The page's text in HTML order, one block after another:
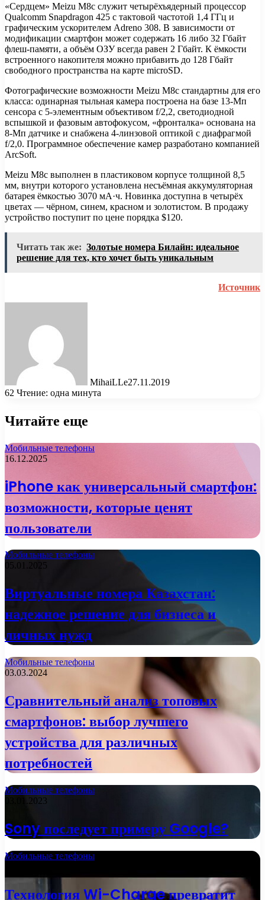
«Сердцем» Meizu M8c служит четырёхъядерный процессор
Qualcomm Snapdragon 425 с тактовой частотой 1,4 ГГц и
графическим ускорителем Adreno 308. В зависимости от
модификации смартфон может содержать 16 либо 32 Гбайт
флеш-памяти, а объём ОЗУ всегда равен 2 Гбайт. К ёмкости
встроенного накопителя можно прибавить до 128 Гбайт
свободного пространства на карте microSD.
Фотографические возможности Meizu M8c стандартны для его
класса: одинарная тыльная камера построена на базе 13-Мп
сенсора с 5-элементным объективом f/2,2, светодиодной
вспышкой и фазовым автофокусом, «фронталка» основана на
8-Мп датчике и снабжена 4-линзовой оптикой с диафрагмой
f/2,0. Программное обеспечение камер разработано компанией
ArcSoft.
Meizu M8c выполнен в пластиковом корпусе толщиной 8,5
мм, внутри которого установлена несъёмная аккумуляторная
батарея ёмкостью 3070 мА·ч. Новинка доступна в четырёх
цветах — чёрном, синем, красном и золотистом. В продажу
устройство поступит по цене порядка $120.
Читать так же: Золотые номера Билайн: идеальное
решение для тех, кто хочет быть уникальным
Источник
MihaiLLe27.11.2019
62 Чтение: одна минута
Читайте еще
Мобильные телефоны
16.12.2025
iPhone как универсальный смартфон:
возможности, которые ценят
пользователи
Мобильные телефоны
05.01.2025
Виртуальные номера Казахстан:
надежное решение для бизнеса и
личных нужд
Мобильные телефоны
03.03.2024
Сравнительный анализ топовых
смартфонов: выбор лучшего
устройства для различных
потребностей
Мобильные телефоны
03.01.2023
Sony последует примеру Google?
Мобильные телефоны
Технология Wi-Charge превратит